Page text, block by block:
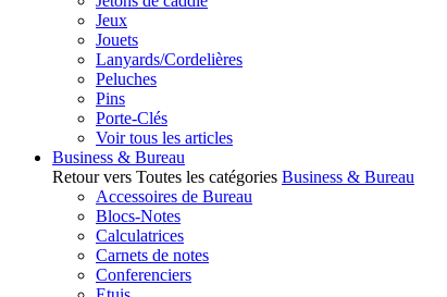
Jeux
Jouets
Lanyards/Cordelières
Peluches
Pins
Porte-Clés
Voir tous les articles
Business & Bureau
Retour vers Toutes les catégories Business & Bureau
Accessoires de Bureau
Blocs-Notes
Calculatrices
Carnets de notes
Conferenciers